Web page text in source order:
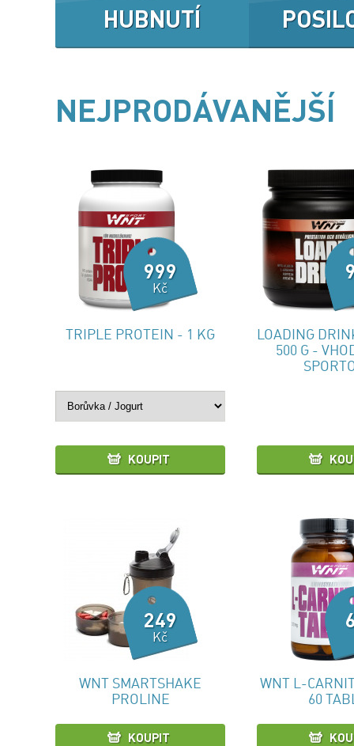
HUBNUTÍ
NEJPRODÁVANĚJŠÍ
999
Kč
TRIPLE PROTEIN - 1 KG
KOUPIT
LOADING
500 G -
249
Kč
WNT SMARTSHAKE
PROLINE
KOUPIT
WNT L-
60